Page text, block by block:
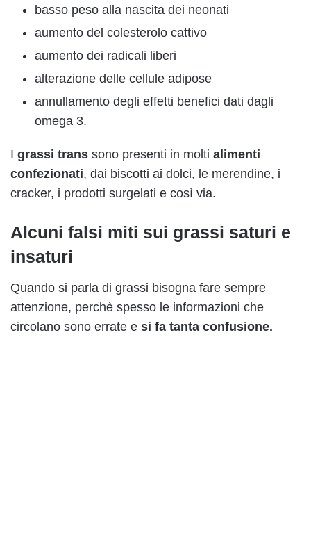
basso peso alla nascita dei neonati
aumento del colesterolo cattivo
aumento dei radicali liberi
alterazione delle cellule adipose
annullamento degli effetti benefici dati dagli
omega 3.
I grassi trans sono presenti in molti alimenti
confezionati, dai biscotti ai dolci, le merendine, i
cracker, i prodotti surgelati e così via.
Alcuni falsi miti sui grassi saturi e
insaturi
Quando si parla di grassi bisogna fare sempre
attenzione, perchè spesso le informazioni che
circolano sono errate e si fa tanta confusione.